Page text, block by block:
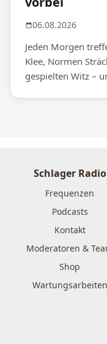
06.08.2026
Jeden Morgen
Klee, Normen
gespielten Witz –
Schlager Radio
Frequenzen
Podcasts
Kontakt
Moderatoren &
Shop
Wartungsarbeiten